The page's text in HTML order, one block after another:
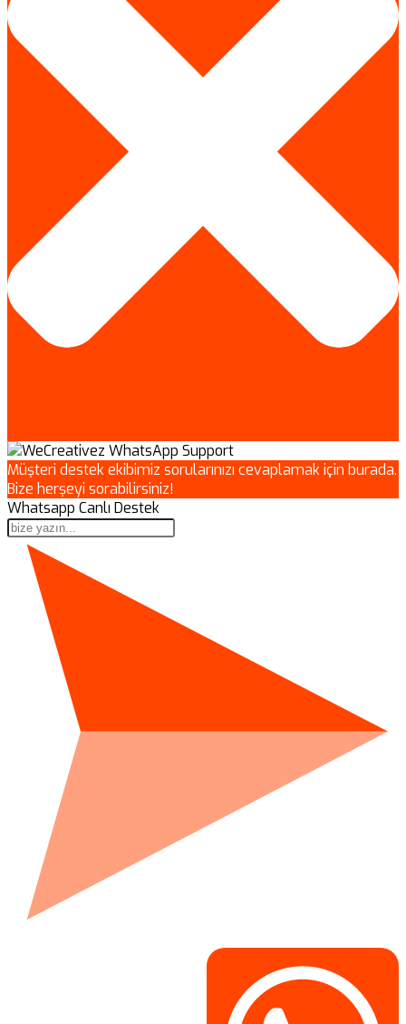
Müşteri destek ekibimiz sorularınızı cevaplamak için burada.
Bize herşeyi sorabilirsiniz!
Whatsapp Canlı Destek